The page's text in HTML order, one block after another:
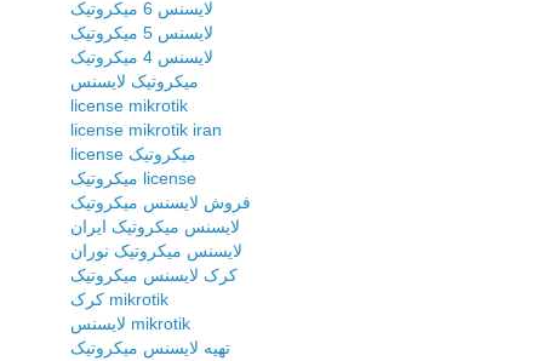
لایسنس 6 میکروتیک
لایسنس 5 میکروتیک
لایسنس 4 میکروتیک
میکروتیک لایسنس
license mikrotik
license mikrotik iran
license میکروتیک
میکروتیک license
فروش لایسنس میکروتیک
لایسنس میکروتیک ایران
لایسنس میکروتیک نوران
کرک لایسنس میکروتیک
کرک mikrotik
لایسنس mikrotik
تهیه لایسنس میکروتیک